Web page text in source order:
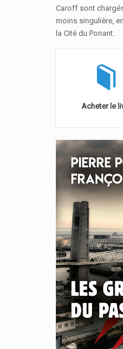
Caroff sont
moins singulière,
la Cité du Ponant.
Acheter le